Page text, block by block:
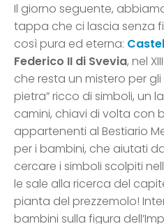
Il giorno seguente,
tappa che ci lascia senza
così pura ed eterna:
Federico II di Svevia, nel
che resta un mistero per gli
pietra” ricco di simboli, un
camini, chiavi di volta con
appartenenti al Bestiario
per i bambini, che aiutati
cercare i simboli scolpiti
le sale alla ricerca del
pianta del prezzemolo!
bambini sulla figura